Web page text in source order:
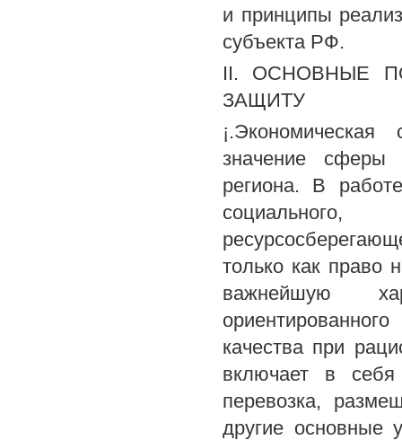
и принципы
субъекта РФ.
II. ОСНОВНЫЕ
ЗАЩИТУ
значение сферы
региона. В
социального,
только как право
важнейшую
качества при
включает в себя
перевозка,
другие основные